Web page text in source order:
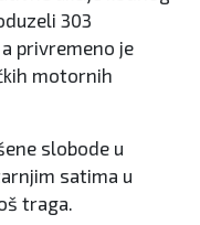
303
privremeno je
motornih
slobode u
satima u
traga.